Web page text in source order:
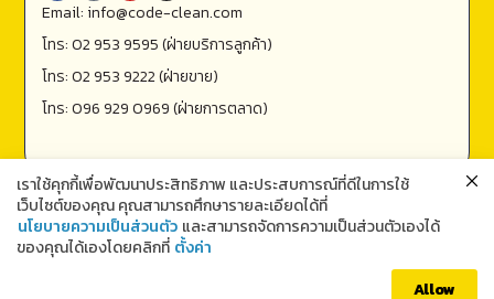
Email: info@code-clean.com
โทร: 02 953 9595 (ฝ่ายบริการลูกค้า)
โทร: 02 953 9222 (ฝ่ายขาย)
โทร: 096 929 0969 (ฝ่ายการตลาด)
เราใช้คุกกี้เพื่อพัฒนาประสิทธิภาพ และประสบการณ์ที่ดีในการใช้
เว็บไซต์ของคุณ คุณสามารถศึกษารายละเอียดได้ที่
นโยบายความเป็นส่วนตัว และสามารถจัดการความเป็นส่วนตัวเองได้
ของคุณได้เองโดยคลิกที่ ตั้งค่า
Allow